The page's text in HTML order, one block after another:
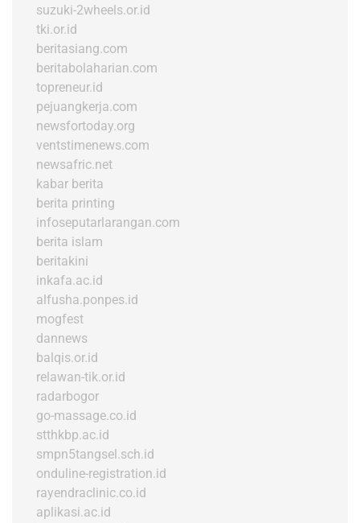
suzuki-2wheels.or.id
tki.or.id
beritasiang.com
beritabolaharian.com
topreneur.id
pejuangkerja.com
newsfortoday.org
ventstimenews.com
newsafric.net
kabar berita
berita printing
infoseputarlarangan.com
berita islam
beritakini
inkafa.ac.id
alfusha.ponpes.id
mogfest
dannews
balqis.or.id
relawan-tik.or.id
radarbogor
go-massage.co.id
stthkbp.ac.id
smpn5tangsel.sch.id
onduline-registration.id
rayendraclinic.co.id
aplikasi.ac.id